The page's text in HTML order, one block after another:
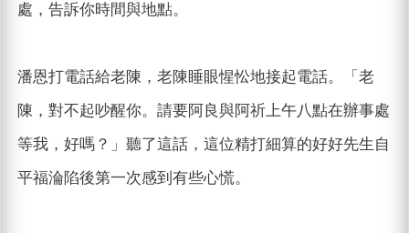
處，告訴你時間與地點。
潘恩打電話給老陳，老陳睡眼惺忪地接起電話。「老
陳，對不起吵醒你。請要阿良與阿祈上午八點在辦事處
等我，好嗎？」聽了這話，這位精打細算的好好先生自
平福淪陷後第一次感到有些心慌。